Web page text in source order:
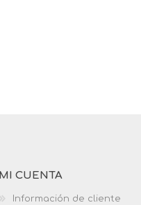
MI CUENTA
Información de cliente